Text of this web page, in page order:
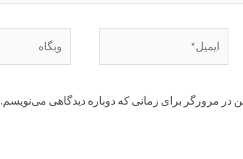
در مرورگر برای زمانی که دوباره دیدگاهی می‌نویسم.